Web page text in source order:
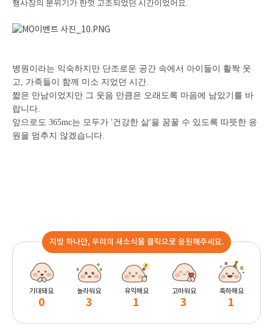
행사장의 분위기가 한껏 고조되었던 시간이었어요.
병원이라는 익숙하지만 단조로운 공간 속에서 아이들이 활짝 웃
고, 가족들이 함께 미소 지었던 시간.
짧은 만남이었지만 그 웃음 만큼은 오래도록 마음에 남았기를 바
랍니다.
앞으로도 365mc는 모두가 '건강한 삶'을 꿈꿀 수 있도록 따뜻한 응
원을 멈추지 않겠습니다.
지방 하나만, 우리의 새소식을 클릭으로 응원해주세요.
기대돼요
0
놀라워요
3
유익해요
1
고마워요
3
축하해요
1